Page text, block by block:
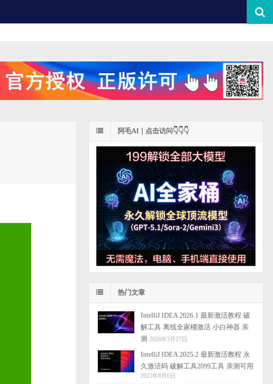
阿毛AI｜点击访问👇👇👇
热门文章
IntelliJ IDEA 2026.1 最新激活教程 破
解工具 离线全家桶激活 小白神器 亲
测 2026年3月27日
IntelliJ IDEA 2025.2 最新激活教程 永
久激活码 破解工具2099工具 亲测可用
2025年8月6日